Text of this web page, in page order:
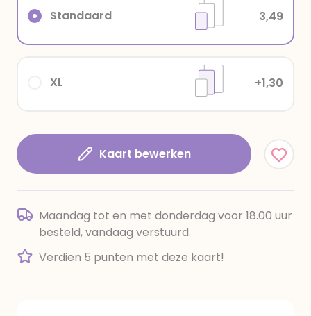
XL +1,30
Standaard 3,49
Kaart bewerken
Maandag tot en met donderdag voor 18.00 uur
besteld, vandaag verstuurd.
Verdien 5 punten met deze kaart!